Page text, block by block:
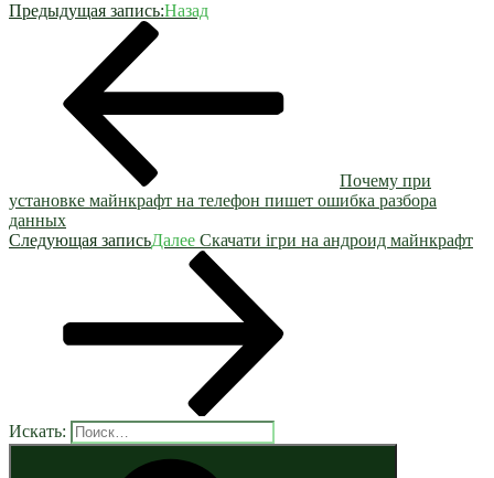
Предыдущая запись:Назад
Почему при
установке майнкрафт на телефон пишет ошибка разбора
данных
Следующая записьДалее Скачати ігри на андроид майнкрафт
Искать: